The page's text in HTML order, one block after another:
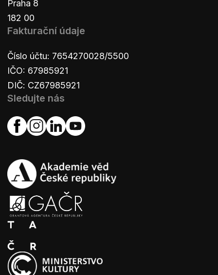
Praha 8
182 00
Fakturační údaje
Číslo účtu: 7654270028/5500
IČO: 67985921
DIČ: CZ67985921
Sledujte nás